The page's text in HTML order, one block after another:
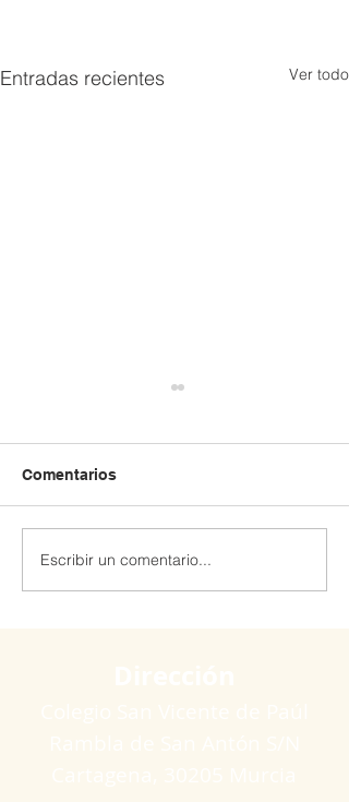
Entradas recientes Ver todo
Extraescolar patinaje y
hockey línea 🏒🛼
Comentarios
Escribir un comentario...